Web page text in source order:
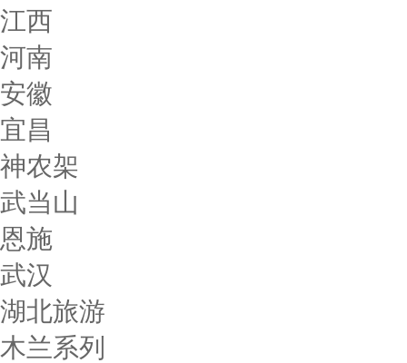
江西
河南
安徽
宜昌
神农架
武当山
恩施
武汉
湖北旅游
木兰系列